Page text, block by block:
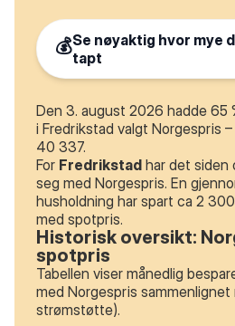
💰Se nøyaktig hvor mye
tapt
Den 3. august 2026 hadde 65
i Fredrikstad valgt Norgespris
40 337.
For Fredrikstad har det siden
seg med Norgespris. En
husholdning har spart ca 2
med spotpris.
Historisk oversikt:
spotpris
Tabellen viser månedlig
med Norgespris sammenlignet
strømstøtte).